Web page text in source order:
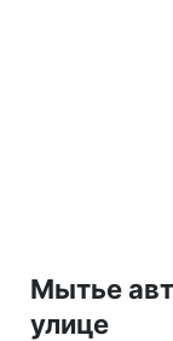
Мытье
улице